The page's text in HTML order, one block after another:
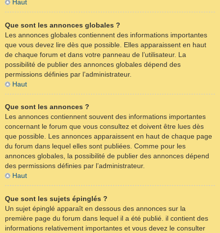
Haut
Que sont les annonces globales ?
Les annonces globales contiennent des informations importantes
que vous devez lire dès que possible. Elles apparaissent en haut
de chaque forum et dans votre panneau de l’utilisateur. La
possibilité de publier des annonces globales dépend des
permissions définies par l’administrateur.
Haut
Que sont les annonces ?
Les annonces contiennent souvent des informations importantes
concernant le forum que vous consultez et doivent être lues dès
que possible. Les annonces apparaissent en haut de chaque page
du forum dans lequel elles sont publiées. Comme pour les
annonces globales, la possibilité de publier des annonces dépend
des permissions définies par l’administrateur.
Haut
Que sont les sujets épinglés ?
Un sujet épinglé apparaît en dessous des annonces sur la
première page du forum dans lequel il a été publié. il contient des
informations relativement importantes et vous devez le consulter